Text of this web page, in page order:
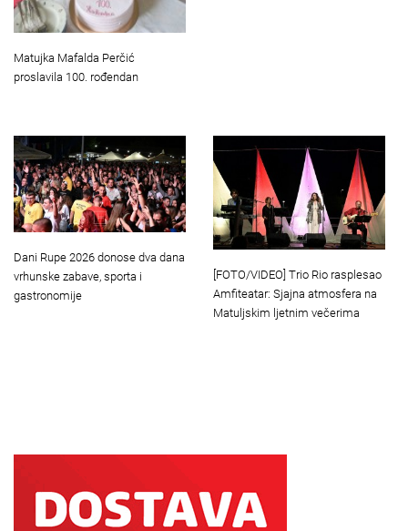
Matujka Mafalda Perčić
proslavila 100. rođendan
Dani Rupe 2026 donose dva dana
vrhunske zabave, sporta i
gastronomije
[FOTO/VIDEO] Trio Rio rasplesao
Amfiteatar: Sjajna atmosfera na
Matuljskim ljetnim večerima